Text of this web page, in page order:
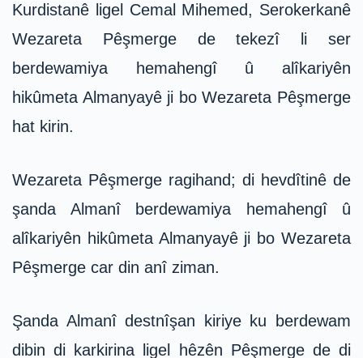
Kurdistanê ligel Cemal Mihemed, Serokerkanê
Wezareta Pêşmerge de tekezî li ser
berdewamiya hemahengî û alîkariyên
hikûmeta Almanyayê ji bo Wezareta Pêşmerge
hat kirin.
Wezareta Pêşmerge ragihand; di hevdîtinê de
şanda Almanî berdewamiya hemahengî û
alîkariyên hikûmeta Almanyayê ji bo Wezareta
Pêşmerge car din anî ziman.
Şanda Almanî destnîşan kiriye ku berdewam
dibin di karkirina ligel hêzên Pêşmerge de di